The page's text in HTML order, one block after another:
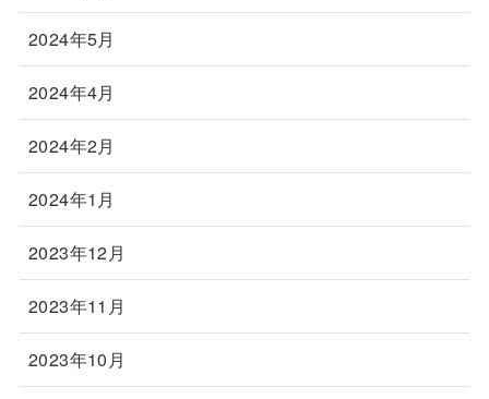
2024年5月
2024年4月
2024年2月
2024年1月
2023年12月
2023年11月
2023年10月